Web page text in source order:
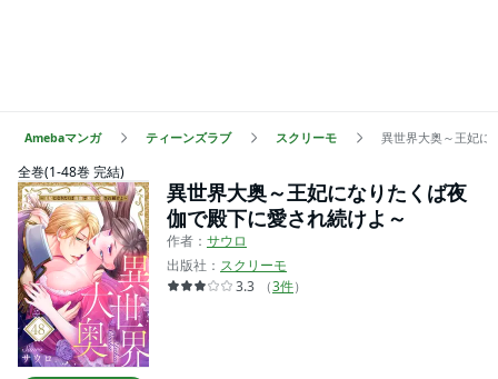
Amebaマンガ ティーンズラブ スクリーモ 異世界大奥～王妃に
全巻(1-48巻 完結)
異世界大奥～王妃になりたくば夜
伽で殿下に愛され続けよ～
作者： サウロ
出版社： スクリーモ
3.3
（3件）